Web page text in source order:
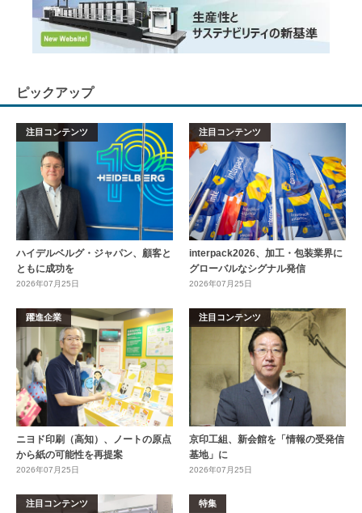
ピックアップ
注目コンテンツ
ハイデルベルグ・ジャパン、顧客と
ともに成功を
2026年07月25日
注目コンテンツ
interpack2026、加工・包装業界に
グローバルなシグナル発信
2026年07月25日
躍進企業
ニヨド印刷（高知）、ノートの原点
から紙の可能性を再提案
2026年07月25日
注目コンテンツ
京印工組、新会館を「情報の受発信
基地」に
2026年07月25日
注目コンテンツ 特集